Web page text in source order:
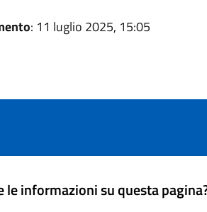
: 11 luglio 2025, 15:05
le informazioni su questa